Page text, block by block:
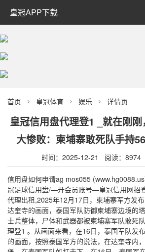
皇冠APP下载
首页  皇冠体育  娱乐  详情页
皇冠信用盘代理登1 _就在刚
大惨败：柬埔寨敢死队手持
时间：2025-12-21 阅读：8974
信用盘如何申请ag mos055
冠足球信用盘/—开会员账号—皇冠信用网招
代理出租,2025年12月17日，柬埔寨军方发
达奎寺的画面，泰国军队防御柬埔寨边境的
士兵整体，尸体和武器都被柬埔寨军队敢死
理登1 。从画面来看，在16日，泰国军队发
的画面，按照泰国军方的说法，在达奎寺内